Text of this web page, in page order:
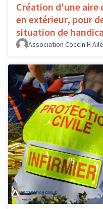
Création d'une aire
en extérieur, pour
situation de
Association Coccin'H